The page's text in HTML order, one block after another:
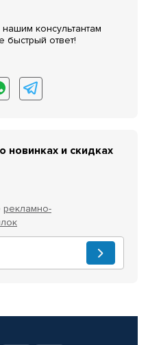
консультантам
быстрый ответ!
и скидках
рекламно-